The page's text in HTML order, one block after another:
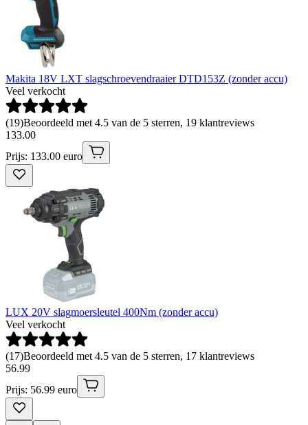
Makita 18V LXT slagschroevendraaier DTD153Z (zonder accu)
Veel verkocht
(19)Beoordeeld met 4.5 van de 5 sterren, 19 klantreviews
133.00
Prijs: 133.00 euro
LUX 20V slagmoersleutel 400Nm (zonder accu)
Veel verkocht
(17)Beoordeeld met 4.5 van de 5 sterren, 17 klantreviews
56.99
Prijs: 56.99 euro